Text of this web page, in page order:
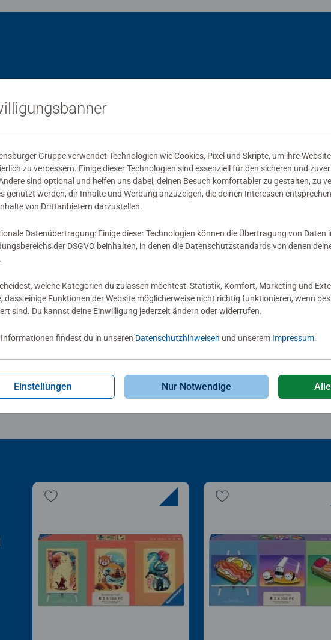
4,4 von 5 Sternen.
40,00 € 30,00 €
Gruppe verwendet Technologien wie Cookies, Pixel und Skripte, um ihre
zu verbessern. Einige dieser Technologien sind essenziell für den sicheren und
sind optional und helfen uns dabei, deinen Besuch komfortabler zu gestalten, zu
genutzt werden, dir Inhalte und Werbung anzuzeigen, die deinen Interessen
von Drittanbietern darzustellen.
Datenübertragung: Einige dieser Technologien können die Übertragung von Daten
der DSGVO beinhalten, in denen die Datenschutzstandards von denen
welche Kategorien du zulassen möchtest: Statistik, Komfort, Marketing und
dass einige Funktionen der Website möglicherweise nicht richtig funktionieren, wenn
sind. Du kannst deine Einwilligung jederzeit ändern oder widerrufen.
Informationen findest du in unseren Datenschutzhinweisen und unserem Impressum.
Einstellungen Nur Notwendige